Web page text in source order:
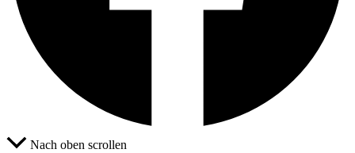
Nach oben scrollen